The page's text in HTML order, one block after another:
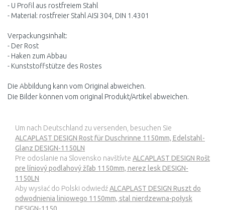
- U Profil aus rostfreiem Stahl
- Material: rostfreier Stahl AISI 304, DIN 1.4301
Verpackungsinhalt:
- Der Rost
- Haken zum Abbau
- Kunststoffstütze des Rostes
Die Abbildung kann vom Original abweichen.
Die Bilder können vom original Produkt/Artikel abweichen.
Um nach Deutschland zu versenden, besuchen Sie
ALCAPLAST DESIGN Rost für Duschrinne 1150mm, Edelstahl-
Glanz DESIGN-1150LN
Pre odoslanie na Slovensko navštívte ALCAPLAST DESIGN Rošt
pre líniový podlahový žľab 1150mm, nerez lesk DESIGN-
1150LN
Aby wysłać do Polski odwiedźALCAPLAST DESIGN Ruszt do
odwodnienia liniowego 1150mm, stal nierdzewna-połysk